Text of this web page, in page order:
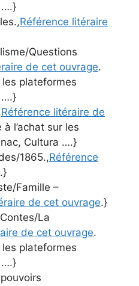
….}
Référence litéraire
Questions
de cet ouvrage.
les plateformes
….}
Référence litéraire de
l’achat sur les
Cultura ….}
1865.,Référence
.}
Famille –
de cet ouvrage.}
La
de cet ouvrage.
les plateformes
….}